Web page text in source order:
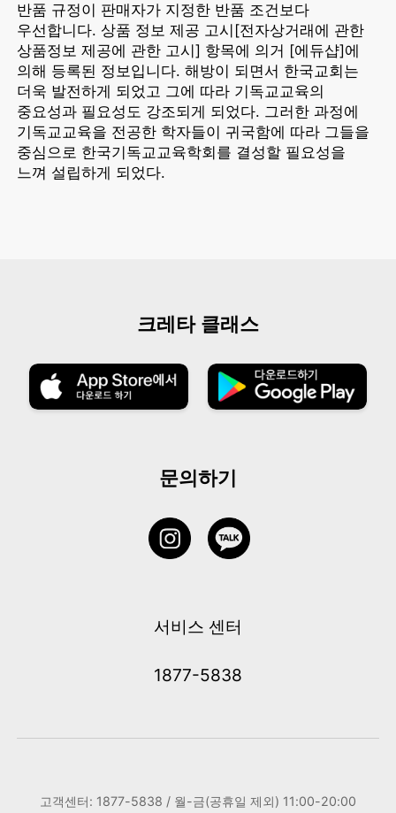
반품 규정이 판매자가 지정한 반품 조건보다
우선합니다. 상품 정보 제공 고시[전자상거래에 관한
상품정보 제공에 관한 고시] 항목에 의거 [에듀샵]에
의해 등록된 정보입니다. 해방이 되면서 한국교회는
더욱 발전하게 되었고 그에 따라 기독교교육의
중요성과 필요성도 강조되게 되었다. 그러한 과정에
기독교교육을 전공한 학자들이 귀국함에 따라 그들을
중심으로 한국기독교교육학회를 결성할 필요성을
느껴 설립하게 되었다.
크레타 클래스
문의하기
서비스 센터
1877-5838
고객센터: 1877-5838 / 월-금(공휴일 제외) 11:00-20:00